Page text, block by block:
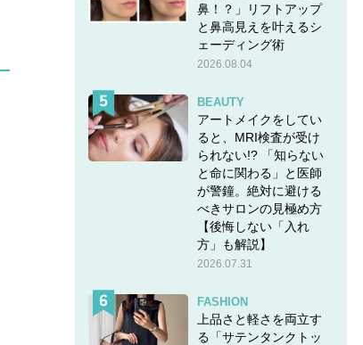
鼻！？」リフトアップ
と鼻高見えを叶えるシ
ェーディング術
2026.08.04
BEAUTY
アートメイクをしてい
ると、MRI検査が受け
られない!? 「知らない
と命に関わる」と医師
が警鐘。絶対に避ける
べきサロンの見極め方
【後悔しない「入れ
方」も解説】
2026.07.31
FASHION
上品さと軽さを両立す
る「サテンタンクトッ